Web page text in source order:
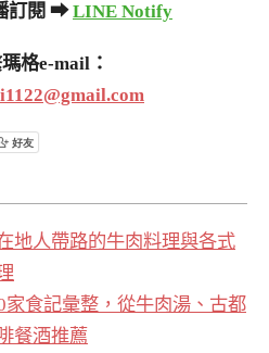
訂閱 ➡LINE Notify
格e-mail：
地人帶路的牛肉料理與各式
家食記彙整，從牛肉湯、古都
餐酒推薦